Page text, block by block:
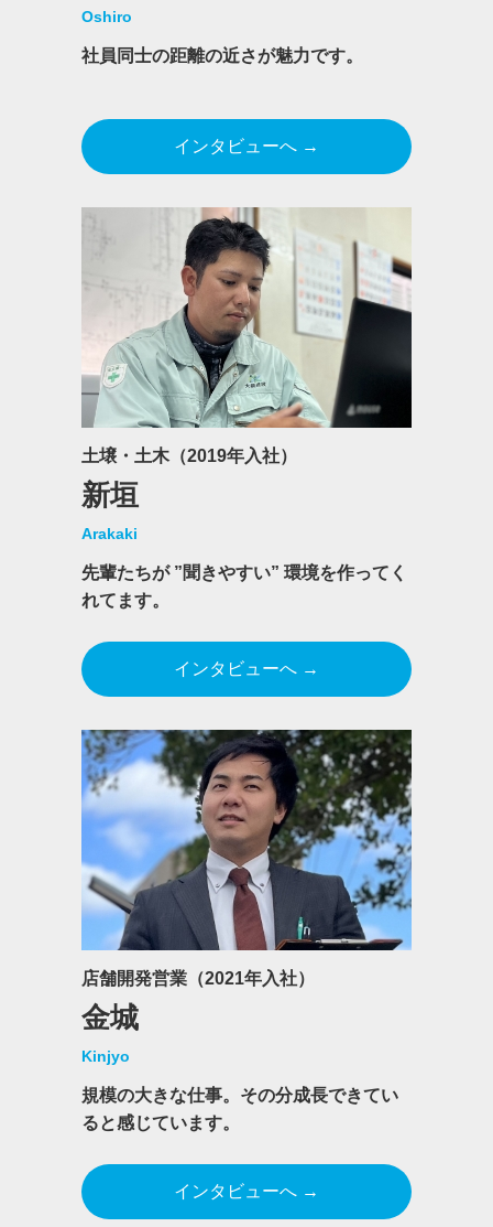
Oshiro
社員同士の距離の近さが魅力です。
インタビューへ →
土壌・土木（2019年入社）
新垣
Arakaki
先輩たちが ”聞きやすい” 環境を作ってく
れてます。
インタビューへ →
店舗開発営業（2021年入社）
金城
Kinjyo
規模の大きな仕事。その分成長できてい
ると感じています。
インタビューへ →